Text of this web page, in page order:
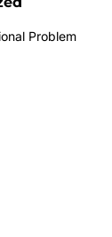
Problem